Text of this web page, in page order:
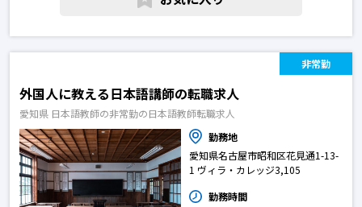
非常勤
外国人に教える日本語講師の転職求人
愛知県 日本語教師の非常勤の日本語教師転職求人
勤務地
愛知県名古屋市昭和区花見通1-13-
1 ヴィラ・カレッジ3,105
勤務時間